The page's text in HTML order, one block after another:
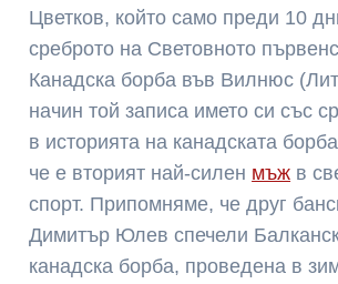
Цветков, който само преди 10
среброто на Световното
Канадска борба във Вилнюс
начин той записа името си със
в историята на канадската
че е вторият най-силен мъж в
спорт. Припомняме, че друг
Димитър Юлев спечели
канадска борба, проведена в